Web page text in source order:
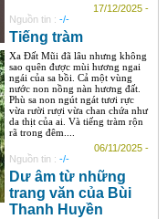
17/12/2025 -
Nguồn tin : -/-
Tiếng tràm
Xa Đất Mũi đã lâu nhưng không
sao quên được mùi hương ngai
ngái của sa bồi. Cả một vùng
nước non nồng nàn hương đất.
Phù sa non ngút ngát tươi rực
vừa rười rượi vừa chan chứa như
da thịt của ai. Và tiếng tràm rộn
rã trong đêm....
06/11/2025 -
Nguồn tin : -/-
Dư âm từ những
trang văn của Bùi
Thanh Huyền